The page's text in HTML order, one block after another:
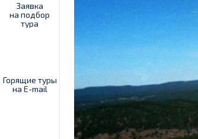
Заявка
на подбор
тура
Горящие туры
на E-mail